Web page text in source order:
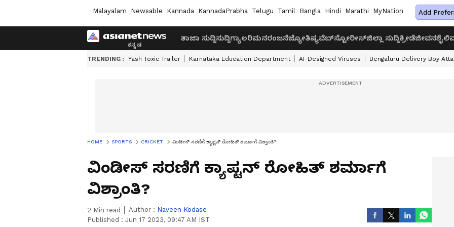
Malayalam Newsable Kannada KannadaPrabha Telugu Tamil Bangla Hindi Marathi MyNation Add
ತಾಜಾ ಸುದ್ದಿಸುದ್ದಿಗ್ಯಾಲರಿಮನರಂಜನೆಜ್ಯೋತಿಷ್ಯವೆಬ್‌ಸ್ಟೋರೀಸ್ಜಿಲ್ಲಾ ಸುದ್ದಿಕ್ರೀಡೆಜೀವನಶೈಲಿ
TRENDING : Yash Toxic Trailer Karnataka Education Department AI-Designed Viruses Bengaluru Delivery Boy
HOME SPORTS CRICKET ವಿಂಡೀಸ್‌ ಸರ​ಣಿಗೆ ಕ್ಯಾಪ್ಟನ್ ರೋಹಿ​ತ್‌ ಶರ್ಮಾಗೆ ವಿಶ್ರಾಂತಿ?
ವಿಂಡೀಸ್‌ ಸರ​ಣಿಗೆ ಕ್ಯಾಪ್ಟನ್ ರೋಹಿ​ತ್‌ ಶರ್ಮಾಗೆ
ವಿಶ್ರಾಂತಿ?
2 Min read Author : Naveen Kodase
Published : Jun 17 2023, 09:47 AM IST